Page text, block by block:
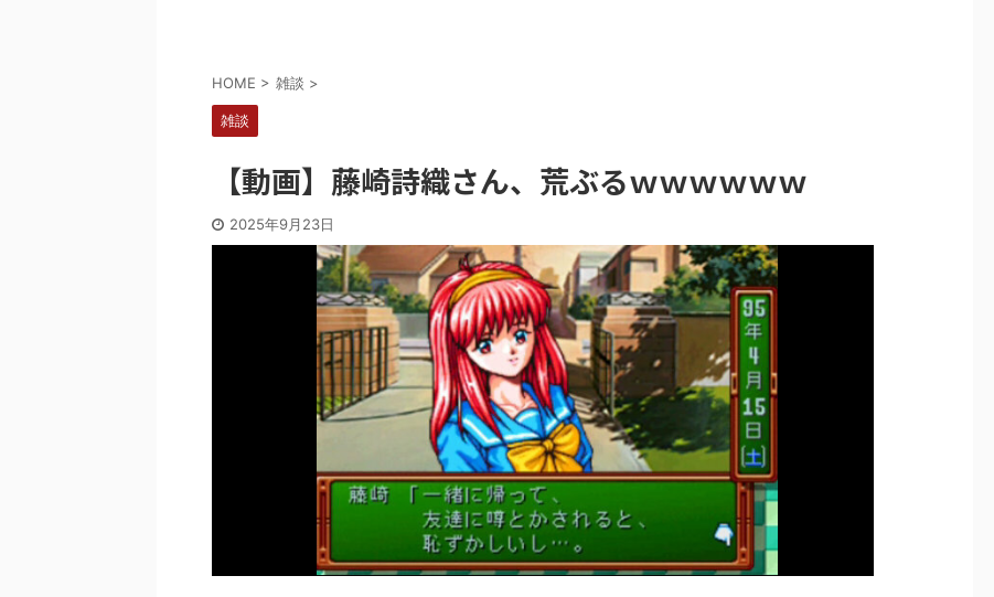
HOME > 雑談 >
雑談
【動画】藤崎詩織さん、荒ぶるｗｗｗｗｗｗ
2025年9月23日